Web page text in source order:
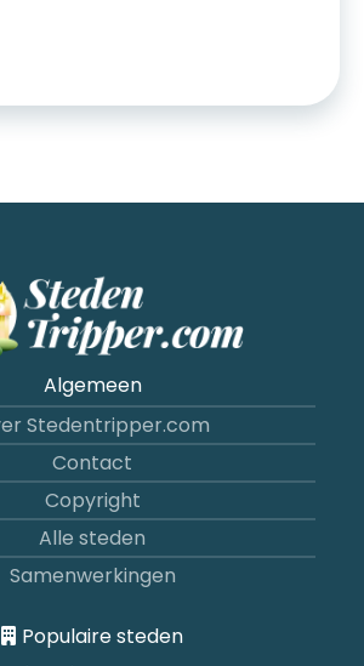
Algemeen
Stedentripper.com
Contact
Copyright
Alle steden
Samenwerkingen
Populaire steden